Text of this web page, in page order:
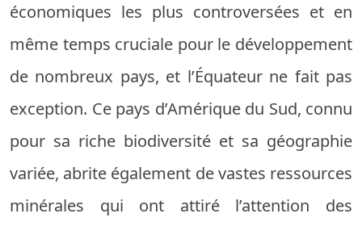
économiques les plus controversées et en
même temps cruciale pour le développement
de nombreux pays, et l’Équateur ne fait pas
exception. Ce pays d’Amérique du Sud, connu
pour sa riche biodiversité et sa géographie
variée, abrite également de vastes ressources
minérales qui ont attiré l’attention des